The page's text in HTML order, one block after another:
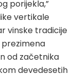
porijekla,”
vertikale
vinske tradicije
od začetnika
devedesetih